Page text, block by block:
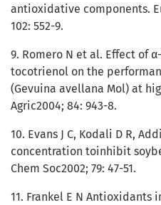
antioxidative components.
102: 552-9.
9. Romero N et al. Effect of
tocotrienol on the
(Gevuina avellana Mol) at
Agric2004; 84: 943-8.
10. Evans J C, Kodali D R,
concentration toinhibit
Chem Soc2002; 79: 47-51.
11. Frankel E N